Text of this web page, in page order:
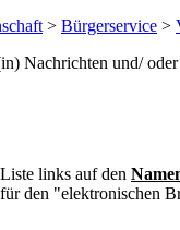
> Bürgerservice >
Nachrichten und/
links auf den
den "elektronischen